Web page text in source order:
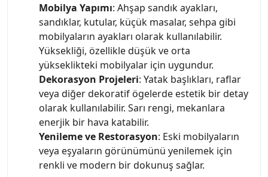
Mobilya Yapımı: Ahşap sandık ayakları,
sandıklar, kutular, küçük masalar, sehpa gibi
mobilyaların ayakları olarak kullanılabilir.
Yüksekliği, özellikle düşük ve orta
yükseklikteki mobilyalar için uygundur.
Dekorasyon Projeleri: Yatak başlıkları, raflar
veya diğer dekoratif ögelerde estetik bir detay
olarak kullanılabilir. Sarı rengi, mekanlara
enerjik bir hava katabilir.
Yenileme ve Restorasyon: Eski mobilyaların
veya eşyaların görünümünü yenilemek için
renkli ve modern bir dokunuş sağlar.